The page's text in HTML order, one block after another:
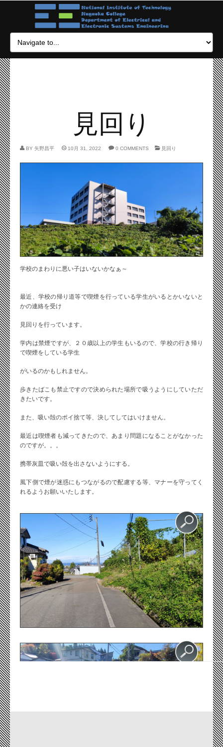
見回り
BY 矢野昌平 10月 31, 2022 0 COMMENTS 見回り
学校のまわりに悪い子はいないかなぁ～
最近、学校の帰り道等で喫煙を行っている学生がいるとかいないと
かの連絡を受け
見回りを行っています。
学内は禁煙ですが、２０歳以上の学生もいるので、学校の行き帰り
で喫煙をしている学生
がいるのかもしれません。
歩きたばこも禁止ですので決められた場所で吸うようにしていただ
きたいです。
また、吸い殻のポイ捨て等、決してしてはいけません。
最近は喫煙者も減ってきたので、あまり問題になることがなかった
のですが。。。
携帯灰皿で吸い殻を出さないようにする。
風下側で煙が迷惑にもつながるので配慮する等、マナーを守ってく
れるようお願いいたします。